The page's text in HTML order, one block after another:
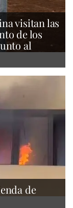
visitan las
de los
al
de